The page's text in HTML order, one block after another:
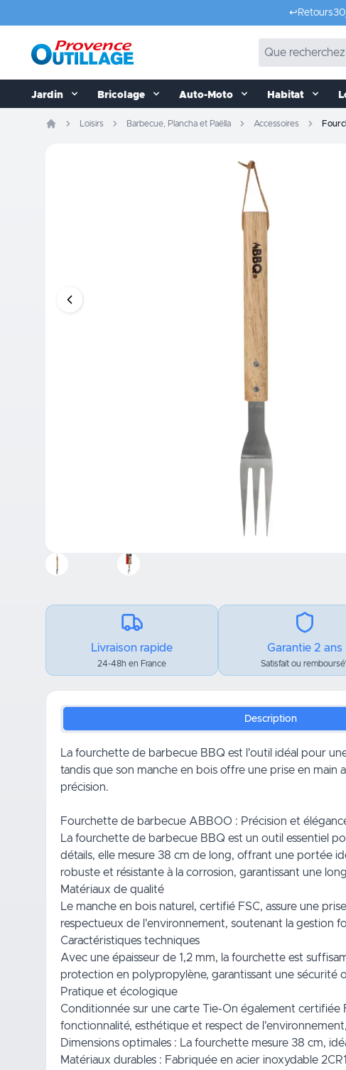
↩️ Retours
Jardin Bricolage Auto-Moto Habitat
Loisirs Barbecue, Plancha et Paëlla Accessoires
Livraison rapide
24-48h en France
Garantie 2 ans
Satisfait ou
Description
La fourchette de barbecue BBQ est l'outil idéal pour
tandis que son manche en bois offre une prise en main
précision.
Fourchette de barbecue ABBOO : Précision et
La fourchette de barbecue BBQ est un outil essentiel
détails, elle mesure 38 cm de long, offrant une portée
robuste et résistante à la corrosion, garantissant une
Matériaux de qualité
Le manche en bois naturel, certifié FSC, assure une
respectueux de l'environnement, soutenant la gestion
Caractéristiques techniques
Avec une épaisseur de 1,2 mm, la fourchette est
protection en polypropylène, garantissant une sécurité
Pratique et écologique
Conditionnée sur une carte Tie-On également certifiée
fonctionnalité, esthétique et respect de
Dimensions optimales : La fourchette mesure 38 cm,
Matériaux durables : Fabriquée en acier inoxydable